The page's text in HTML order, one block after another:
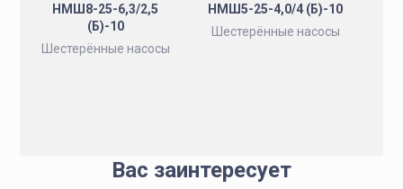
НМШ8-25-6,3/2,5
(Б)-10
Шестерённые насосы
НМШ5-25-4,0/4 (Б)-10
Шестерённые насосы
Вас заинтересует